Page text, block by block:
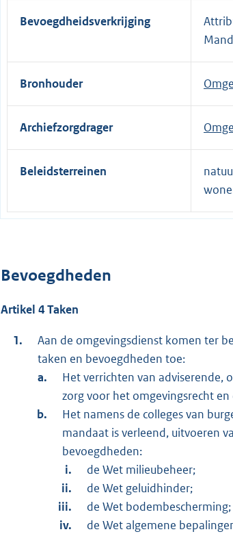
Bevoegdheidsverkrijging
Bronhouder
Archiefzorgdrager
Beleidsterreinen
Bevoegdheden
Artikel 4 Taken
Aan de omgevingsdienst komen ter
taken en bevoegdheden toe:
Het verrichten van adviserende,
zorg voor het omgevingsrecht
Het namens de colleges van
mandaat is verleend, uitvoeren
bevoegdheden:
de Wet milieubeheer;
de Wet geluidhinder;
de Wet bodembescherming;
de Wet algemene